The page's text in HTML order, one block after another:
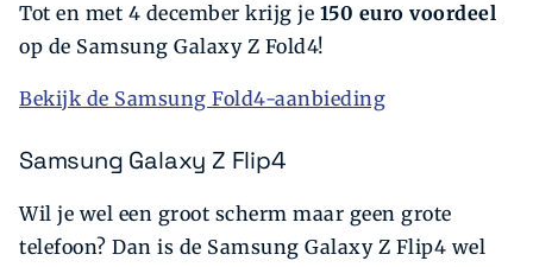
Tot en met 4 december krijg je 150 euro voordeel
op de Samsung Galaxy Z Fold4!
Bekijk de Samsung Fold4-aanbieding
Samsung Galaxy Z Flip4
Wil je wel een groot scherm maar geen grote
telefoon? Dan is de Samsung Galaxy Z Flip4 wel